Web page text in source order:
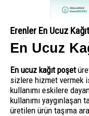
Erenler En Ucuz
En Ucuz
En ucuz kağıt poşet
sizlere hizmet vermek
kullanımı eskilere
kullanımı yaygınlaşan
üretilen ürün taşıma